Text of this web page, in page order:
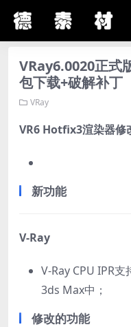
VRay6.0020正式
包下载+破解补丁
VRay
VR6 Hotfix3渲染器修
新功能
V-Ray
V-Ray CPU IPR
3ds Max中；
修改的功能